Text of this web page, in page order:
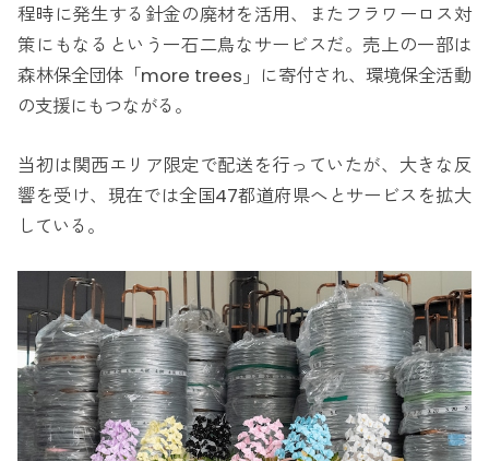
程時に発生する針金の廃材を活用、またフラワーロス対
策にもなるという一石二鳥なサービスだ。売上の一部は
森林保全団体「more trees」に寄付され、環境保全活動
の支援にもつながる。
当初は関西エリア限定で配送を行っていたが、大きな反
響を受け、現在では全国47都道府県へとサービスを拡大
している。